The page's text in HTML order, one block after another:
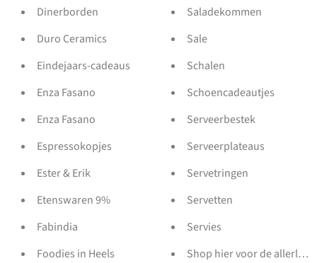
Dinerborden
Duro Ceramics
Eindejaars-cadeaus
Enza Fasano
Enza Fasano
Espressokopjes
Ester & Erik
Etenswaren 9%
Fabindia
Foodies in Heels
Saladekommen
Sale
Schalen
Schoencadeautjes
Serveerbestek
Serveerplateaus
Servetringen
Servetten
Servies
Shop hier voor de